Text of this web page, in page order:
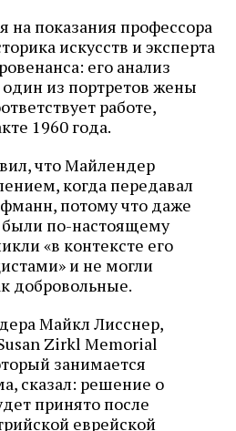
на показания профессора
искусств и эксперта
его анализ
один из портретов жены
работе,
1960 года.
что Майлендер
когда передавал
потому что даже
по-настоящему
«в контексте его
и не могли
добровольные.
Майкл Лисснер,
Zirkl Memorial
занимается
сказал: решение о
принято после
еврейской